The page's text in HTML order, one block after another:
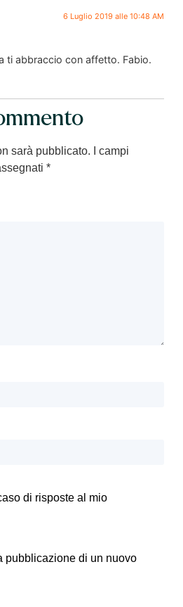
6 Luglio 2019 alle 10:48 AM
ti abbraccio con affetto. Fabio.
sarà pubblicato.
I campi
*
di risposte al mio
pubblicazione di un nuovo